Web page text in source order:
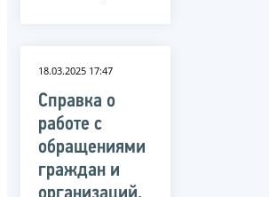
18.03.2025 17:47
Справка о
работе с
обращениями
граждан и